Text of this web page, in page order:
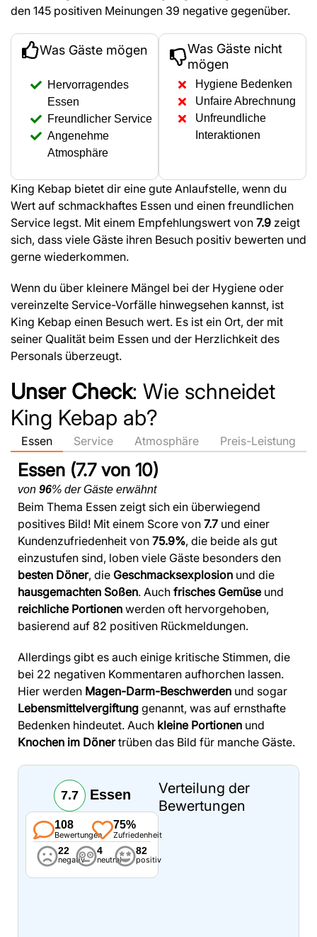
den 145 positiven Meinungen 39 negative gegenüber.
Was Gäste mögen
Hervorragendes
Essen
Freundlicher Service
Angenehme
Atmosphäre
Was Gäste nicht
mögen
Hygiene Bedenken
Unfaire Abrechnung
Unfreundliche
Interaktionen
King Kebap bietet dir eine gute Anlaufstelle, wenn du
Wert auf schmackhaftes Essen und einen freundlichen
Service legst. Mit einem Empfehlungswert von 7.9 zeigt
sich, dass viele Gäste ihren Besuch positiv bewerten und
gerne wiederkommen.
Wenn du über kleinere Mängel bei der Hygiene oder
vereinzelte Service-Vorfälle hinwegsehen kannst, ist
King Kebap einen Besuch wert. Es ist ein Ort, der mit
seiner Qualität beim Essen und der Herzlichkeit des
Personals überzeugt.
Unser Check: Wie schneidet
King Kebap ab?
Essen Service Atmosphäre Preis-Leistung
Essen (7.7 von 10)
von 96% der Gäste erwähnt
Beim Thema Essen zeigt sich ein überwiegend
positives Bild! Mit einem Score von 7.7 und einer
Kundenzufriedenheit von 75.9%, die beide als gut
einzustufen sind, loben viele Gäste besonders den
besten Döner, die Geschmacksexplosion und die
hausgemachten Soßen. Auch frisches Gemüseund
reichliche Portionen werden oft hervorgehoben,
basierend auf 82 positiven Rückmeldungen.
Allerdings gibt es auch einige kritische Stimmen, die
bei 22 negativen Kommentaren aufhorchen lassen.
Hier werden Magen-Darm-Beschwerden und sogar
Lebensmittelvergiftung genannt, was auf ernsthafte
Bedenken hindeutet. Auch kleine Portionen und
Knochen im Dönertrüben das Bild für manche Gäste.
7.7 Essen
108
Bewertungen
75%
Zufriedenheit
22
negativ
4
neutral
82
positiv
Verteilung der
Bewertungen